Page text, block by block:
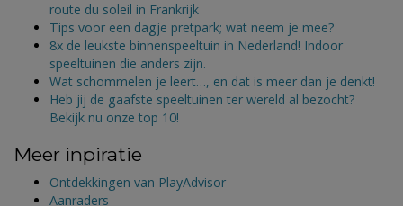
route du soleil in Frankrijk
Tips voor een dagje pretpark; wat neem je mee?
8x de leukste binnenspeeltuin in Nederland! Indoor
speeltuinen die anders zijn.
Wat schommelen je leert…, en dat is meer dan je denkt!
Heb jij de gaafste speeltuinen ter wereld al bezocht?
Bekijk nu onze top 10!
Meer inpiratie
Ontdekkingen van PlayAdvisor
Aanraders